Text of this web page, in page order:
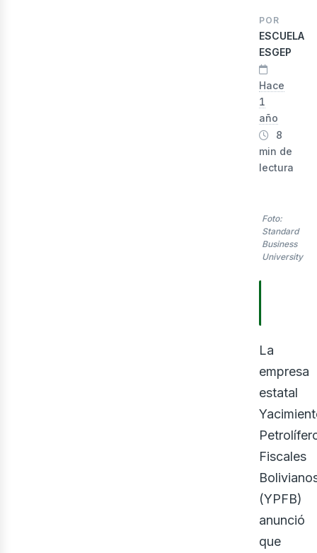
POR
ESCUELA
ESGEP
Hace
1
año
8
min de
lectura
Foto:
Standard
Business
University
La
empresa
estatal
Fiscales
(YPFB)
anunció
que